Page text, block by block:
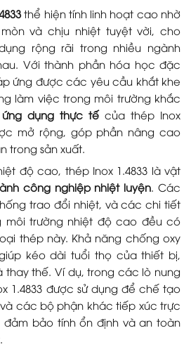
thể hiện tính linh hoạt cao nhờ
và chịu nhiệt tuyệt vời, cho
rộng rãi trong nhiều ngành
Với thành phần hóa học đặc
ứng được các yêu cầu khắt khe
làm việc trong môi trường khắc
ứng dụng thực tếcủa thép Inox
mở rộng, góp phần nâng cao
trong sản xuất.
độ cao, thép Inox 1.4833 là vật
công nghiệp nhiệt luyện. Các
trao đổi nhiệt, và các chi tiết
môi trường nhiệt độ cao đều có
thép này. Khả năng chống oxy
kéo dài tuổi thọ của thiết bị,
thay thế. Ví dụ, trong các lò nung
1.4833 được sử dụng để chế tạo
các bộ phận khác tiếp xúc trực
bảo tính ổn định và an toàn